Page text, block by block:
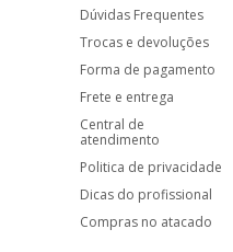
Dúvidas Frequentes
Trocas e devoluções
Forma de pagamento
Frete e entrega
Central de
atendimento
Politica de privacidade
Dicas do profissional
Compras no atacado